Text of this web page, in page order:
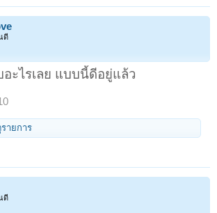
ดี
ะไรเลย แบบนี้ดีอยู่แล้ว
รายการ
ดี